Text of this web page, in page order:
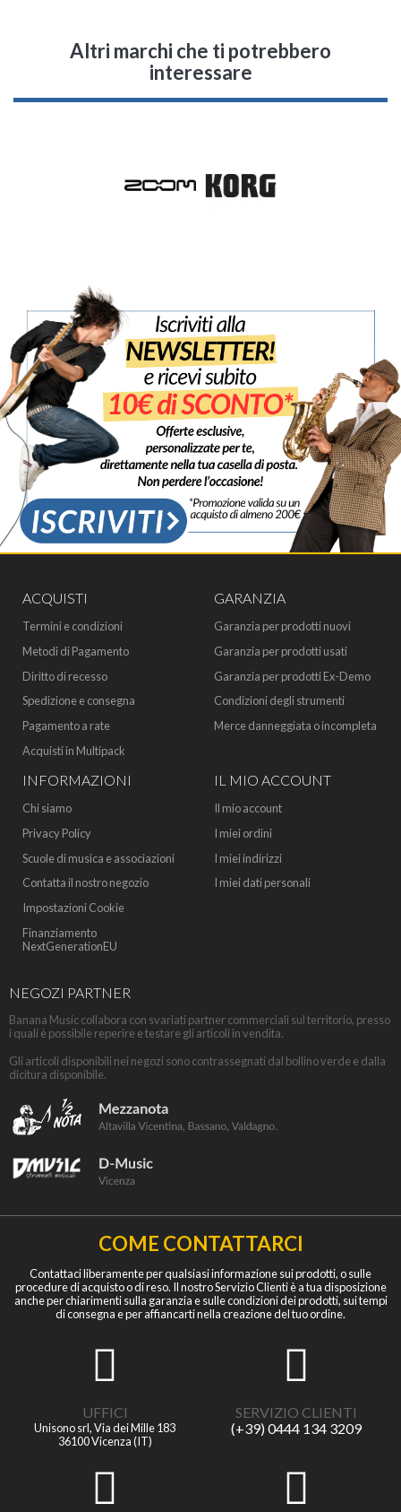
Altri marchi che ti potrebbero
interessare
ACQUISTI
Termini e condizioni
Metodi di Pagamento
Diritto di recesso
Spedizione e consegna
Pagamento a rate
Acquisti in Multipack
GARANZIA
Garanzia per prodotti nuovi
Garanzia per prodotti usati
Garanzia per prodotti Ex-Demo
Condizioni degli strumenti
Merce danneggiata o incompleta
INFORMAZIONI
Chi siamo
Privacy Policy
Scuole di musica e associazioni
Contatta il nostro negozio
Impostazioni Cookie
Finanziamento
NextGenerationEU
IL MIO ACCOUNT
Il mio account
I miei ordini
I miei indirizzi
I miei dati personali
NEGOZI PARTNER
Banana Music collabora con svariati partner commerciali sul territorio, presso
i quali è possibile reperire e testare gli articoli in vendita.
Gli articoli disponibili nei negozi sono contrassegnati dal bollino verde e dalla
dicitura disponibile.
COME CONTATTARCI
Contattaci liberamente per qualsiasi informazione sui prodotti, o sulle
procedure di acquisto o di reso. Il nostro Servizio Clienti è a tua disposizione
anche per chiarimenti sulla garanzia e sulle condizioni dei prodotti, sui tempi
di consegna e per affiancarti nella creazione del tuo ordine.
UFFICI
Unisono srl, Via dei Mille 183
36100 Vicenza (IT)
SERVIZIO CLIENTI
(+39) 0444 134 3209